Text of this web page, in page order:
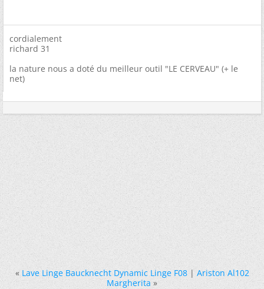
cordialement
richard 31
la nature nous a doté du meilleur outil "LE CERVEAU" (+ le
net)
« Lave Linge Baucknecht Dynamic Linge F08|Ariston Al102
Margherita »